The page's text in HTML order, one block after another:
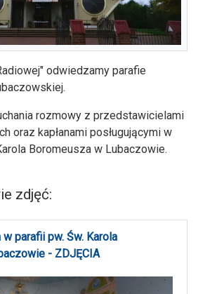
odwiedzamy parafie
rozmowy z przedstawicielami
oraz kapłanami posługującymi w
Boromeusza w Lubaczowie.
zdjęć:
parafii pw. Św. Karola
- ZDJĘCIA